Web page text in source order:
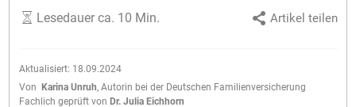
Aktualisiert: 18.09.2024
Von
Karina Unruh, Autorin bei der Deutschen Familienversicherung
Fachlich geprüft von Dr. Julia Eichhorn
Lesedauer ca. 10 Min. Artikel teilen